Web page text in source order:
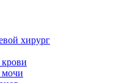
хирург